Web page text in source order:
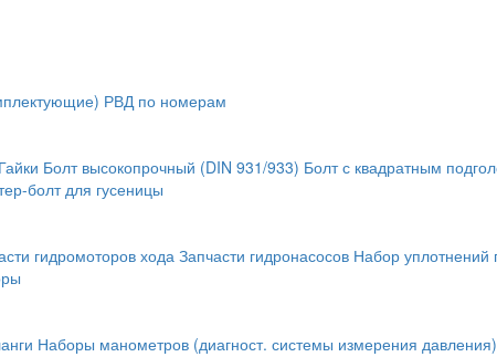
РВД по номерам
Гайки Болт высокопрочный (DIN 931/933) Болт с квадратным
болт для гусеницы
гидромоторов ходаЗапчасти гидронасосов Набор уплотнений
Наборы манометров (диагност. системы измерения давления)